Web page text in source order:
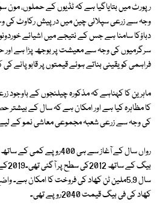
وجہ سے زرعی سپلائی چین میں درپیش رکاوٹ کی
دباؤکا سامنا ہے جس کے نتیجے میں اشیائے
سرگرمیوں کی وجہ سے معیشت پر بوجھ پڑا ہے
فراہمی کو یقینی بناتے ہوئے قیمتوں پر قابو پانے
ماہرین کا کہناہے کہ مذکورہ چیلنجوں کے باوجود
کا مظاہرہ کیا ہے اور امکان ہے کہ سال کے بیشتر
کی وجہ سے زرعی شعبہ مجموعی معاشی نمو کے لیے
کھاد کی فی بیگ قیمت 2040روپے تھی۔